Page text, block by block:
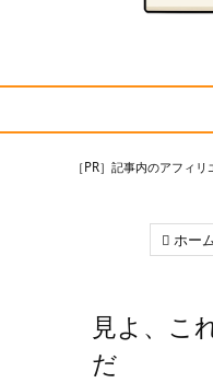
［PR］記事内のアフィ
 ホー
見よ、こ
だ